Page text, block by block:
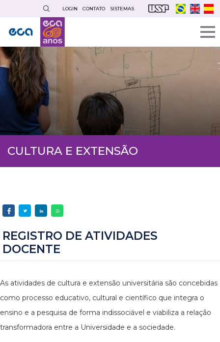
conteúdo
principal
LOGIN CONTATO SISTEMAS
CULTURA E EXTENSÃO
REGISTRO DE ATIVIDADES
DOCENTE
As atividades de cultura e extensão universitária são concebidas
como processo educativo, cultural e científico que integra o
ensino e a pesquisa de forma indissociável e viabiliza a relação
transformadora entre a Universidade e a sociedade.